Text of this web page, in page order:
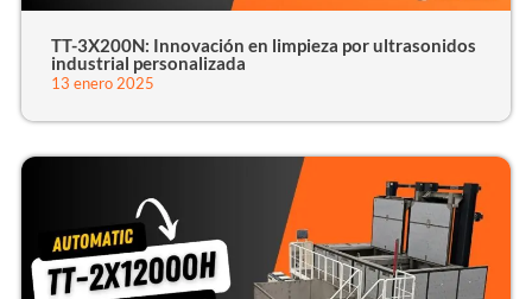
TT-3X200N: Innovación en limpieza por ultrasonidos
industrial personalizada
13 enero 2025